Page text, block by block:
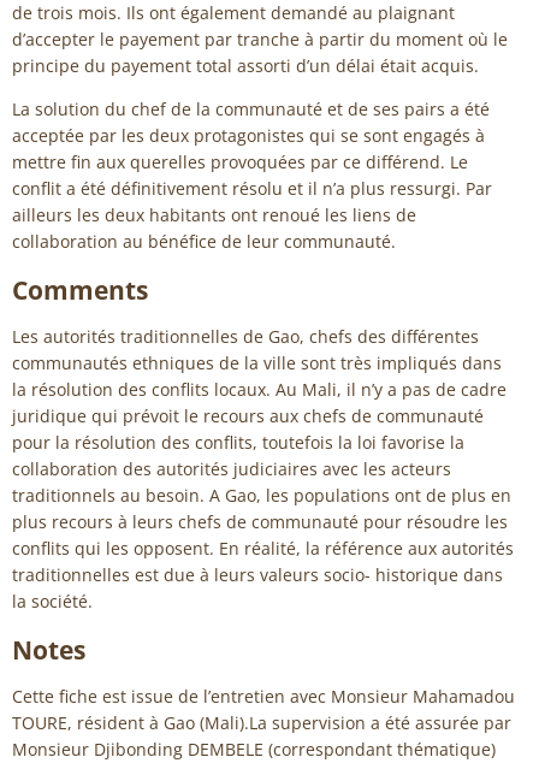
de trois mois. Ils ont également demandé au plaignant
d’accepter le payement par tranche à partir du moment où le
principe du payement total assorti d’un délai était acquis.
La solution du chef de la communauté et de ses pairs a été
acceptée par les deux protagonistes qui se sont engagés à
mettre fin aux querelles provoquées par ce différend. Le
conflit a été définitivement résolu et il n’a plus ressurgi. Par
ailleurs les deux habitants ont renoué les liens de
collaboration au bénéfice de leur communauté.
Comments
Les autorités traditionnelles de Gao, chefs des différentes
communautés ethniques de la ville sont très impliqués dans
la résolution des conflits locaux. Au Mali, il n’y a pas de cadre
juridique qui prévoit le recours aux chefs de communauté
pour la résolution des conflits, toutefois la loi favorise la
collaboration des autorités judiciaires avec les acteurs
traditionnels au besoin. A Gao, les populations ont de plus en
plus recours à leurs chefs de communauté pour résoudre les
conflits qui les opposent. En réalité, la référence aux autorités
traditionnelles est due à leurs valeurs socio- historique dans
la société.
Notes
Cette fiche est issue de l’entretien avec Monsieur Mahamadou
TOURE, résident à Gao (Mali).La supervision a été assurée par
Monsieur Djibonding DEMBELE (correspondant thématique)